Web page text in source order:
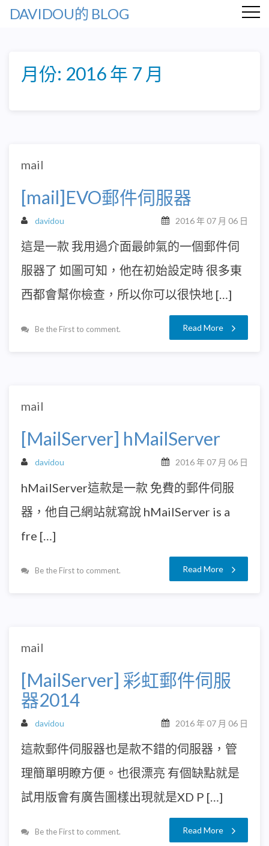
DAVIDOU的 BLOG
月份: 2016 年 7 月
mail
[mail]EVO郵件伺服器
davidou 2016 年 07 月 06 日
這是一款 我用過介面最帥氣的一個郵件伺
服器了 如圖可知，他在初始設定時 很多東
西都會幫你檢查，所以你可以很快地 […]
Be the First to comment. Read More
mail
[MailServer] hMailServer
davidou 2016 年 07 月 06 日
hMailServer這款是一款 免費的郵件伺服
器，他自己網站就寫說 hMailServer is a
fre […]
Be the First to comment. Read More
mail
[MailServer] 彩虹郵件伺服
器2014
davidou 2016 年 07 月 06 日
這款郵件伺服器也是款不錯的伺服器，管
理簡單明瞭方便。也很漂亮 有個缺點就是
試用版會有廣告圖樣出現就是XD P […]
Be the First to comment. Read More